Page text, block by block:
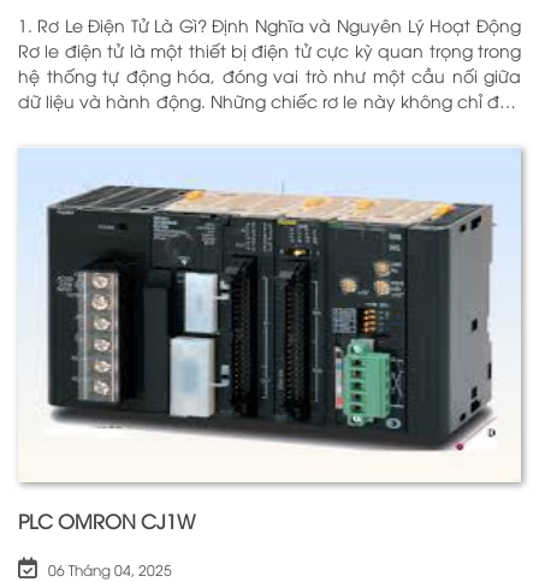
1. Rơ Le Điện Tử Là Gì? Định Nghĩa và Nguyên Lý Hoạt Động
Rơ le điện tử là một thiết bị điện tử cực kỳ quan trọng trong
hệ thống tự động hóa, đóng vai trò như một cầu nối giữa
dữ liệu và hành động. Những chiếc rơ le này không chỉ đơn
thông minh giúp điều khiển và giám sát hoạt động của các
thiết bị khác nhau trong môi trường công nghiệp cũng như
trong hộ gia đình. Bằng cách sử dụng công nghệ hiện đại,
rơ le điện tử có khả năng xử lý và phản hồi nhanh chóng,
nhằm nâng cao hiệu suất hoạt động và độ an toàn cho
các hệ thống mà nó kiểm soát. N
PLC OMRON CJ1W
06 Tháng 04, 2025